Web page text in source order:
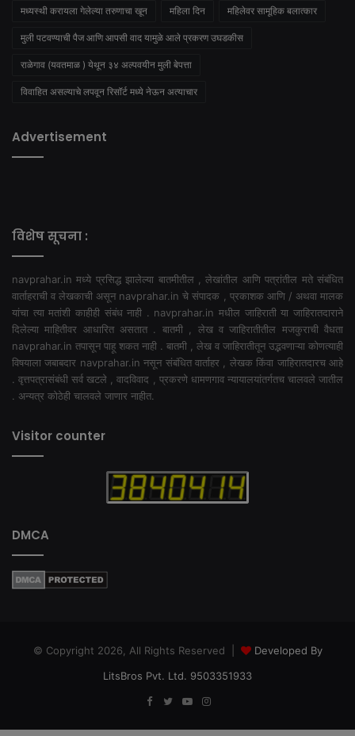
मध्यस्थी करायला गेलेल्या तरुणाचा खून महिला दिन महिलेवर सामूहिक बलात्कार
मुली पटवण्याची पैज आणि आपसी वाद यामुळे आले प्रकरण उघडकीस
राळेगाव (यवतमाळ ) येथून ३४ अल्पवयीन मुली बेपत्ता
विवाहित असल्याचे लपवून रिसॉर्ट मध्ये नेऊन अत्याचार
Advertisement
विशेष सूचना :
navprahar.in मध्ये प्रसिद्ध झालेल्या बातमीतील , लेखांतील आणि पत्रांतील मते संबंधित
वार्ताहराची व लेखकाची असून navprahar.in चे संपादक , प्रकाशक आणि / अथवा मालक
यांचा त्या मतांशी काहीही संबंध नाही . navprahar.in मधील जाहिराती या जाहिरातदाराने
दिलेल्या माहितीवर आधारित असतात . बातमी , लेख व जाहिरातीतील मजकुराची वैधता
navprahar.in तपासून पाहू शकत नाही . बातमी , लेख व जाहिरातीतून उद्भवणाऱ्या कोणत्याही
विषयाला जबाबदार navprahar.in नसून संबंधित वार्ताहर , लेखक किंवा जाहिरातदारच आहे
. वृत्तपत्रासंबंधी सर्व खटले , वादविवाद , प्रकरणे धामणगाव न्यायालयांतर्गतच चालवले जातील
. अन्यत्र कोठेही चालवले जाणार नाहीत.
Visitor counter
DMCA
© Copyright 2026, All Rights Reserved |
Developed By
LitsBros Pvt. Ltd. 9503351933
FacebookTwitterYouTubeInstagram